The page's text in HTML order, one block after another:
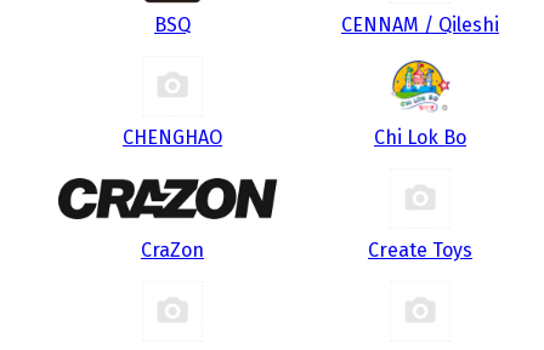
BSQ CENNAM / Qileshi
CHENGHAO Chi Lok Bo
CraZon Create Toys